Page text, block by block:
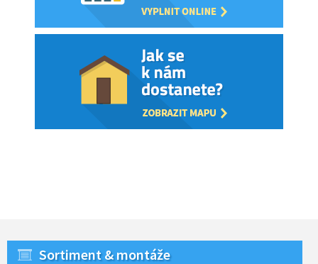
Sortiment & montáže